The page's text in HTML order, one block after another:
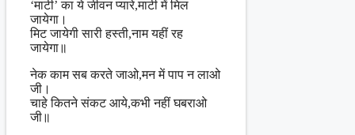
‘माटी’ का ये जीवन प्यारे,माटी में मिल
जायेगा।
मिट जायेगी सारी हस्ती,नाम यहीं रह
जायेगा॥
नेक काम सब करते जाओ,मन में पाप न लाओ
जी।
चाहे कितने संकट आये,कभी नहीं घबराओ
जी॥